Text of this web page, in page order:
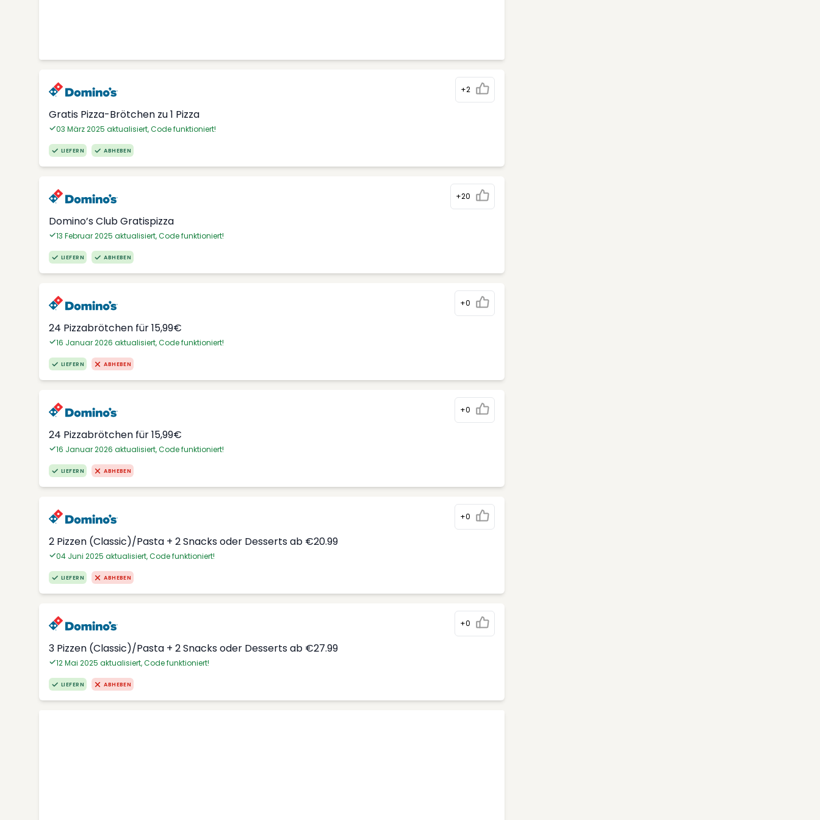
+2
Gratis Pizza-Brötchen zu 1 Pizza
03 März 2025 aktualisiert, Code funktioniert!
LIEFERN ABHEBEN
+20
Domino’s Club Gratispizza
13 Februar 2025 aktualisiert, Code funktioniert!
LIEFERN ABHEBEN
+0
24 Pizzabrötchen für 15,99€
16 Januar 2026 aktualisiert, Code funktioniert!
LIEFERN ABHEBEN
+0
24 Pizzabrötchen für 15,99€
16 Januar 2026 aktualisiert, Code funktioniert!
LIEFERN ABHEBEN
+0
2 Pizzen (Classic)/Pasta + 2 Snacks oder Desserts ab €20.99
04 Juni 2025 aktualisiert, Code funktioniert!
LIEFERN ABHEBEN
+0
3 Pizzen (Classic)/Pasta + 2 Snacks oder Desserts ab €27.99
12 Mai 2025 aktualisiert, Code funktioniert!
LIEFERN ABHEBEN